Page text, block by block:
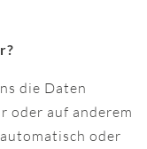
die Daten
oder auf anderem
oder